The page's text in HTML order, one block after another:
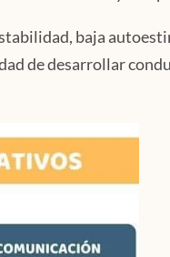
baja
de desarrollar